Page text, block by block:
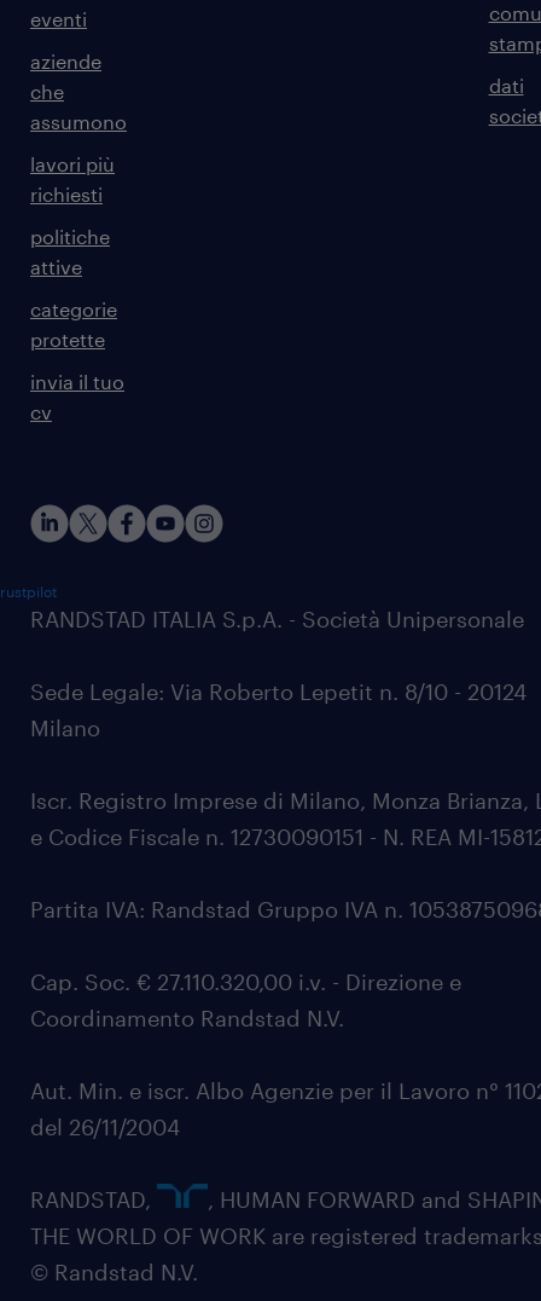
eventi
aziende
che
assumono
lavori più
richiesti
politiche
attive
categorie
protette
invia il tuo
cv
dati
RANDSTAD ITALIA S.p.A. - Società Unipersonale
Sede Legale: Via Roberto Lepetit n. 8/10 - 20124
Milano
Iscr. Registro Imprese di Milano, Monza Brianza,
e Codice Fiscale n. 12730090151 - N. REA MI-
Partita IVA: Randstad Gruppo IVA n.
Cap. Soc. € 27.110.320,00 i.v. - Direzione e
Coordinamento Randstad N.V.
Aut. Min. e iscr. Albo Agenzie per il Lavoro n°
del 26/11/2004
RANDSTAD,
, HUMAN FORWARD and
THE WORLD OF WORK are registered
© Randstad N.V.